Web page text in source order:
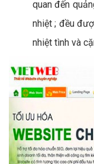
quan đến
nhiệt ; đều
nhiệt tình và